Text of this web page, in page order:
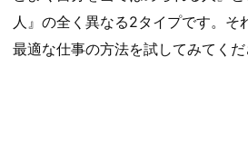
人』の全く異なる2タイプです。そ
最適な仕事の方法を試してみてくだ